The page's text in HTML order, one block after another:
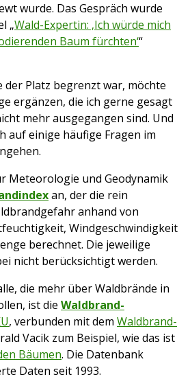
wurde. Das Gespräch wurde
„Wald-Expertin: ‚Ich würde mich
Baum fürchten‘“
der Platz begrenzt war, möchte
ergänzen, die ich gerne gesagt
mehr ausgegangen sind. Und
auf einige häufige Fragen im
Meteorologie und Geodynamik
an, der die rein
anhand von
Windgeschwindigkeit
berechnet. Die jeweilige
nicht berücksichtigt werden.
die mehr über Waldbrände in
ist die Waldbrand-
, verbunden mit dem Waldbrand-
Vacik zum Beispiel, wie das ist
Bäumen. Die Datenbank
Daten seit 1993.